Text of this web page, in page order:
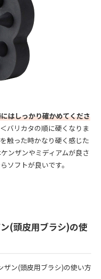
はしっかり確かめてくださ
バリカタの順に硬くなりま
触った時かなり硬く感じた
ンザンやミディアムが良さ
ソフトが良いです。
(頭皮用ブラシ)の使
ザン(頭皮用ブラシ)の使い方